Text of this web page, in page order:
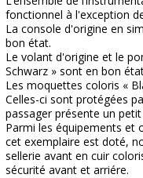
fonctionnel à l'exception
La console d'origine en
bon état.
Le volant d'origine et le
Schwarz » sont en bon
Les moquettes coloris «
Celles-ci sont protégées
passager présente un
Parmi les équipements et
cet exemplaire est doté,
sellerie avant en cuir
sécurité avant et arriére.